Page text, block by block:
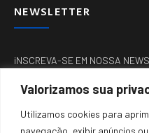
Valorizamos sua
Utilizamos cookies para
navegação, exibir anúncios
NEWSLETTER
iNSCREVA-SE EM NOSSA